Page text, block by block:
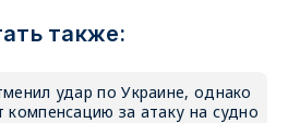
также:
удар по Украине, однако
компенсацию за атаку на судно